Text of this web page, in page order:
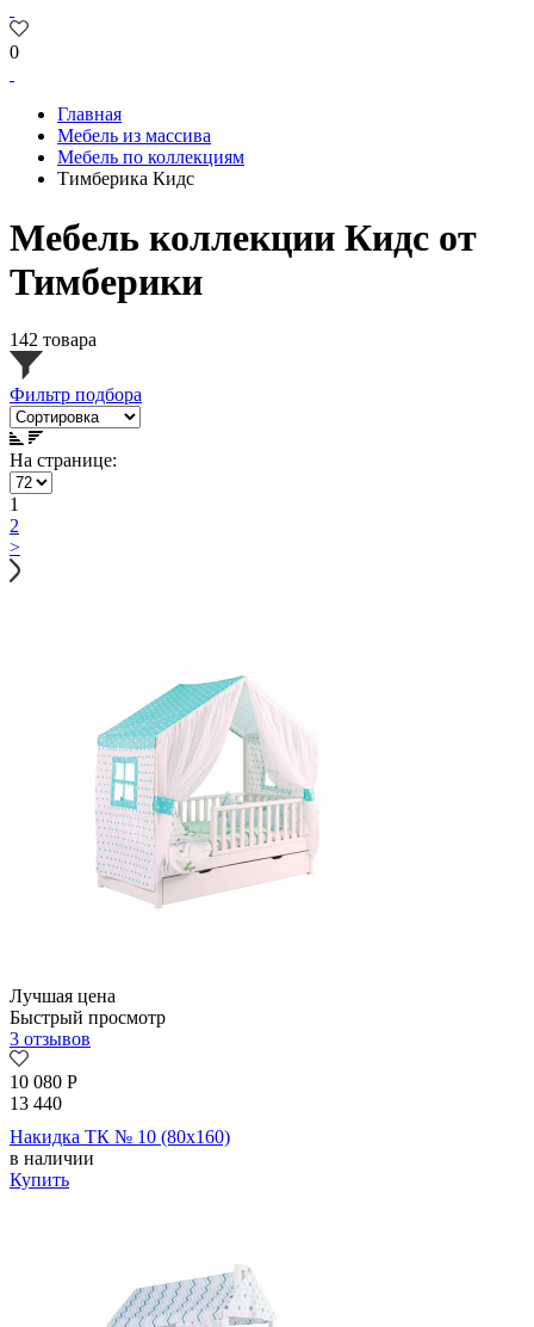
0
Главная
Мебель из массива
Мебель по коллекциям
Тимберика Кидс
Мебель коллекции Кидс от
Тимберики
142 товара
Фильтр подбора
На странице:
1
2
>
Лучшая цена
Быстрый просмотр
3 отзывов
10 080 Р
13 440
Накидка ТК № 10 (80х160)
в наличии
Купить